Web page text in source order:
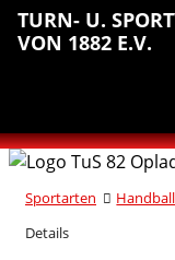
Sprungmarken
Inhalt
anspringen
Hauptnavigation
anspringen
Abteilungsnavigation
anspringen
Fußbereich
anspringen
TURN- U.
VON 1882 E.V.
Sportarten Handball
Details